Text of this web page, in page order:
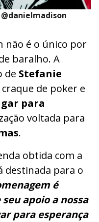
não é o único por
baralho. A
de Stefanie
de poker e
para
voltada para
.
obtida com a
destinada para o
é
apoio a nossa
para esperança